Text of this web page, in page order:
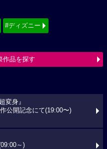
#ディズニー
作品を探す
変身』
公開記念にて(19:00〜)
～)